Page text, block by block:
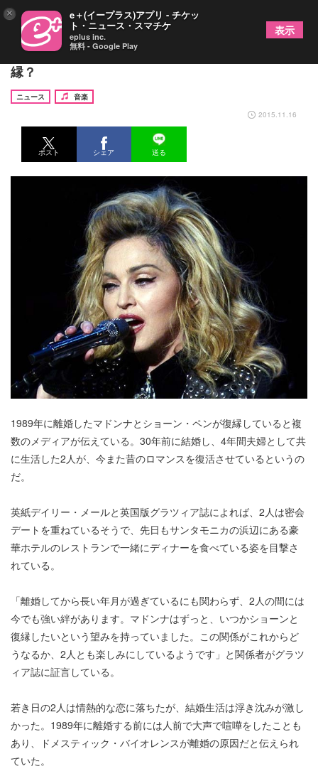
マドンナとS・ペンが離婚から26年の時を経て復
縁？
ニュース
音楽
2015.11.16
ポスト シェア 送る
1989年に離婚したマドンナとショーン・ペンが復縁していると複
数のメディアが伝えている。30年前に結婚し、4年間夫婦として共
に生活した2人が、今また昔のロマンスを復活させているというの
だ。
英紙デイリー・メールと英国版グラツィア誌によれば、2人は密会
デートを重ねているそうで、先日もサンタモニカの浜辺にある豪
華ホテルのレストランで一緒にディナーを食べている姿を目撃さ
れている。
「離婚してから長い年月が過ぎているにも関わらず、2人の間には
今でも強い絆があります。マドンナはずっと、いつかショーンと
復縁したいという望みを持っていました。この関係がこれからど
うなるか、2人とも楽しみにしているようです」と関係者がグラツ
ィア誌に証言している。
若き日の2人は情熱的な恋に落ちたが、結婚生活は浮き沈みが激し
かった。1989年に離婚する前には人前で大声で喧嘩をしたことも
あり、ドメスティック・バイオレンスが離婚の原因だと伝えられ
ていた。
× e＋(イープラス)アプリ - チケッ
ト・ニュース・スマチケ
eplus inc.
無料 - Google Play
表示